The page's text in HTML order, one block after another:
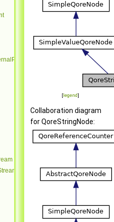
[legend]
Collaboration diagram
for QoreStringNode: